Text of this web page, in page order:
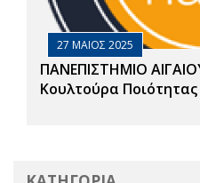
27 ΜΑΙΟΣ 2025
ΠΑΝΕΠΙΣΤΗΜΙΟ
Κουλτούρα Ποιότητας